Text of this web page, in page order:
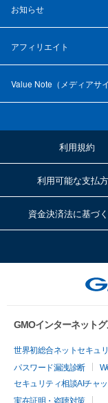
お知らせ
アフィリエイト
Value Note（ メディアサ
利用規約
利用可能な支払
資金決済法に基づ
GMOインターネット
世界初総合ネットセキュ
パスワード漏洩診断
セキュリティ相談AIチャ
実在証明・盗聴対策